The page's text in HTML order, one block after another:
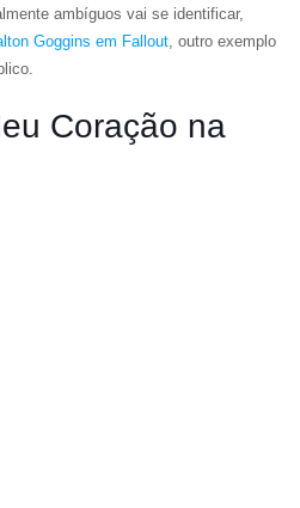
ambíguos vai se identificar,
Goggins em Fallout, outro exemplo
Coração na